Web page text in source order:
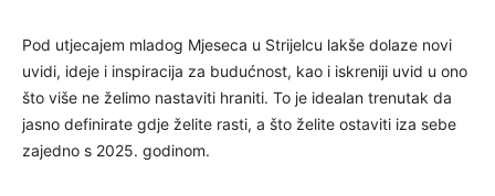
Pod utjecajem mladog Mjeseca u Strijelcu lakše dolaze novi
uvidi, ideje i inspiracija za budućnost, kao i iskreniji uvid u ono
što više ne želimo nastaviti hraniti. To je idealan trenutak da
jasno definirate gdje želite rasti, a što želite ostaviti iza sebe
zajedno s 2025. godinom.